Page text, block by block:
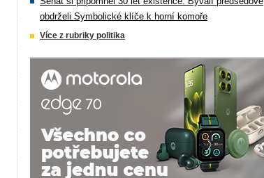
obdrželi Symbolické klíče k horní komoře
Více z rubriky politika